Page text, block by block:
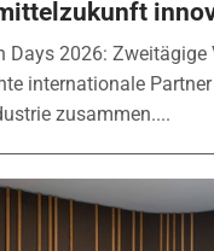
Days 2026:
internationale
zusammen....